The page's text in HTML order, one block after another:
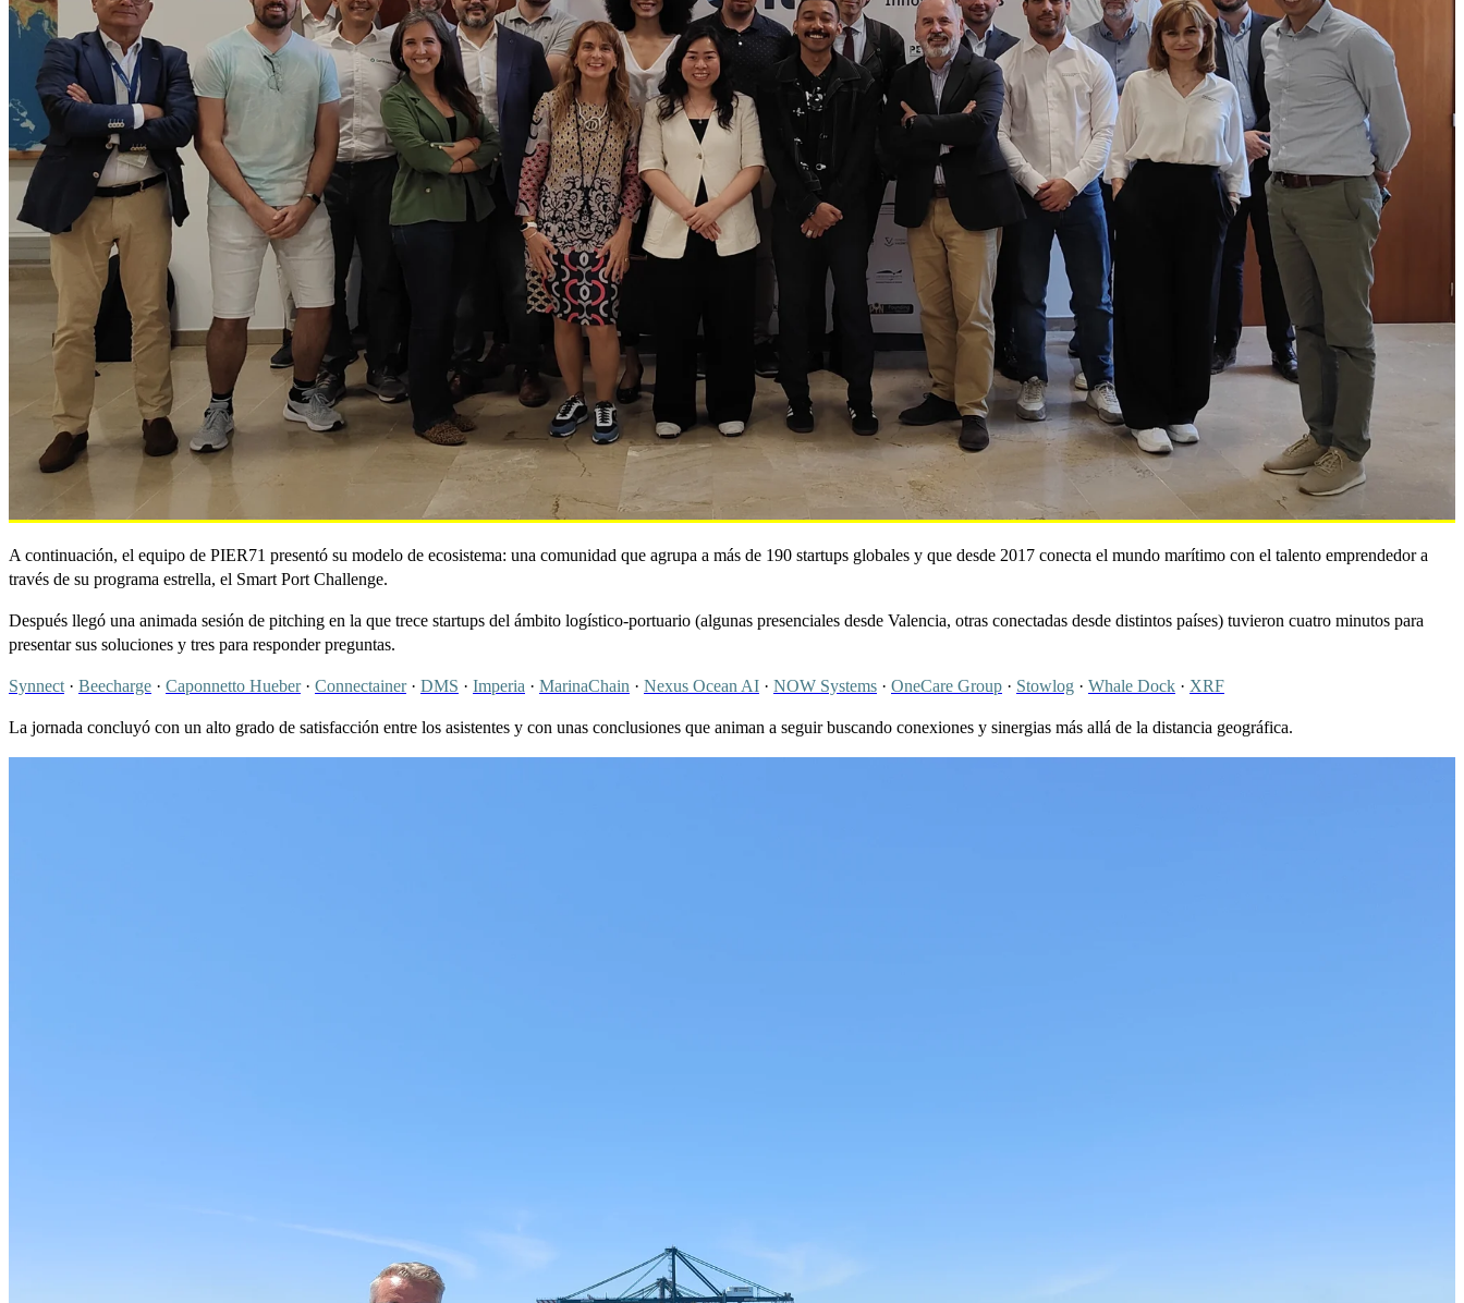
A continuación, el equipo de PIER71 presentó su modelo de ecosistema: una comunidad que agrupa a más de 190 startups globales y que desde 2017 conecta el mundo marítimo con el talento emprendedor a
través de su programa estrella, el Smart Port Challenge.
Después llegó una animada sesión de pitching en la que trece startups del ámbito logístico-portuario (algunas presenciales desde Valencia, otras conectadas desde distintos países) tuvieron cuatro minutos para
presentar sus soluciones y tres para responder preguntas.
Synnect · Beecharge · Caponnetto Hueber· Connectainer· DMS · Imperia · MarinaChain · Nexus Ocean AI · NOW Systems · OneCare Group · Stowlog · Whale Dock · XRF
La jornada concluyó con un alto grado de satisfacción entre los asistentes y con unas conclusiones que animan a seguir buscando conexiones y sinergias más allá de la distancia geográfica.